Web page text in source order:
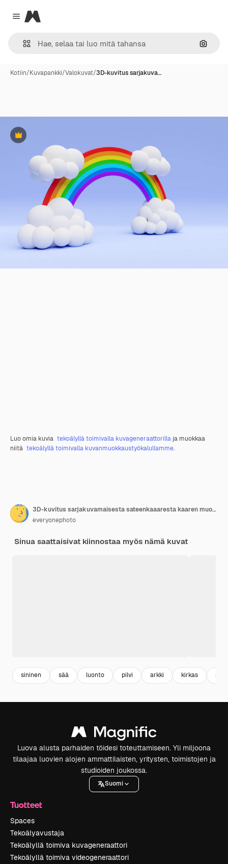
Close menu
Magnific
Hae
Kotiin/Kuvapankki/Valokuvat/3D-kuvitus sarjakuva…
Premium
Luo omia kuvia tekoälyllä toimivalla kuvageneraattorilla ja muokkaa
niitä tekoälyllä toimivalla kuvanmuokkaustyökalullamme.
3D-kuvitus sarjakuvamaisesta sateenkaaaresta kaaren muodossa, jossa on pilviä sinisellä pinnalla.
everyonephoto
Sinua saattaisivat kiinnostaa myös nämä kuvat
sininen sää luonto pilvi arkki kirkas
Luova alusta parhaiden töidesi toteuttamiseen. Yli miljoona
tilaajaa luovien alojen ammattilaisten, yritysten, toimistojen ja
studioiden joukossa.
Suomi
Tuotteet
Spaces
Tekoälyavustaja
Tekoälyllä toimiva kuvageneraattori
Tekoälyllä toimiva videogeneraattori